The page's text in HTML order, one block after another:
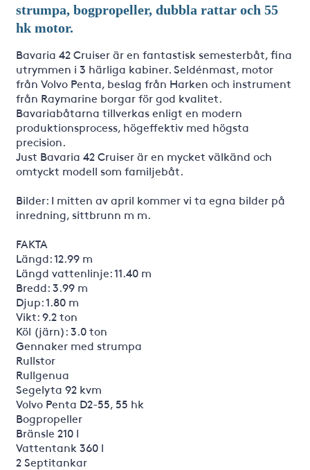
strumpa, bogpropeller, dubbla rattar och 55
hk motor.
Bavaria 42 Cruiser är en fantastisk semesterbåt, fina
utrymmen i 3 härliga kabiner. Seldénmast, motor
från Volvo Penta, beslag från Harken och instrument
från Raymarine borgar för god kvalitet.
Bavariabåtarna tillverkas enligt en modern
produktionsprocess, högeffektiv med högsta
precision.
Just Bavaria 42 Cruiser är en mycket välkänd och
omtyckt modell som familjebåt.
Bilder: I mitten av april kommer vi ta egna bilder på
inredning, sittbrunn m m.
FAKTA
Längd: 12.99 m
Längd vattenlinje: 11.40 m
Bredd: 3.99 m
Djup: 1.80 m
Vikt: 9.2 ton
Köl (järn): 3.0 ton
Gennaker med strumpa
Rullstor
Rullgenua
Segelyta 92 kvm
Volvo Penta D2-55, 55 hk
Bogpropeller
Bränsle 210 l
Vattentank 360 l
2 Septitankar